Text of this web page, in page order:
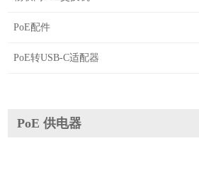
PoE配件
PoE转USB-C适配器
PoE 供电器